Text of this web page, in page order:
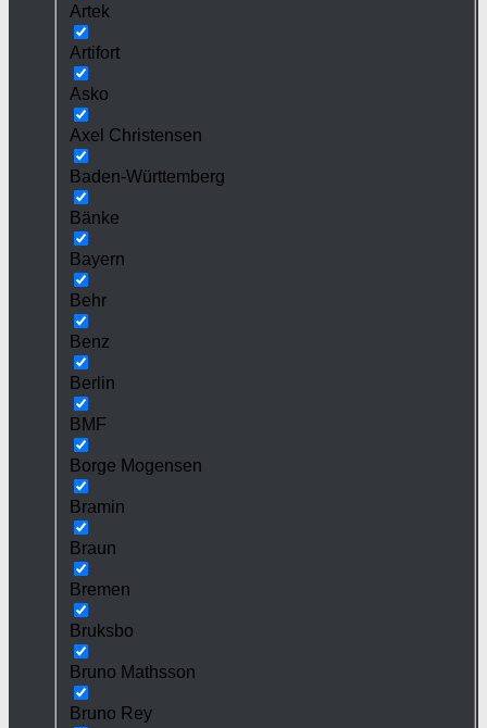
Artek
Artifort
Asko
Axel Christensen
Baden-Württemberg
Bänke
Bayern
Behr
Benz
Berlin
BMF
Borge Mogensen
Bramin
Braun
Bremen
Bruksbo
Bruno Mathsson
Bruno Rey